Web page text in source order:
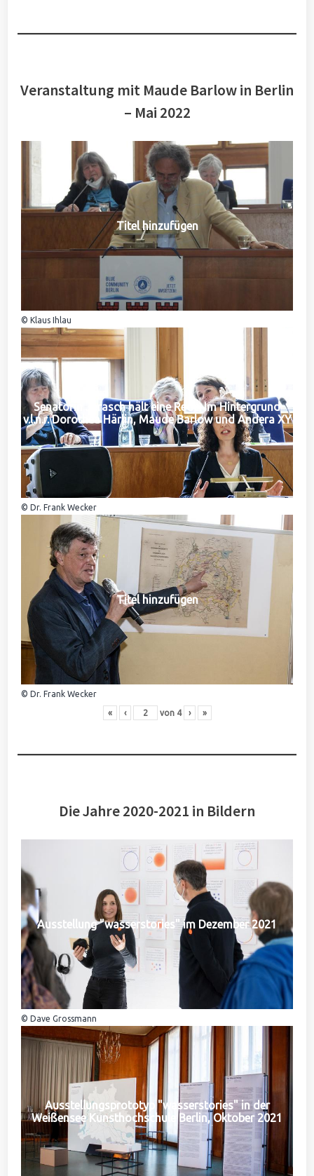
Veranstaltung mit Maude Barlow in Berlin
– Mai 2022
Titel hinzufügen
© Klaus Ihlau
Senatorin Jarasch hält eine Rede. Im Hintergrund
v.l.n.r. Dorothea Härlin, Maude Barlow und Andera XY
© Dr. Frank Wecker
Titel hinzufügen
© Dr. Frank Wecker
« ‹ von 4 › »
Die Jahre 2020-2021 in Bildern
Ausstellung "wasserstories" im Dezember 2021
© Dave Grossmann
Ausstellungsprototyp "wasserstories" in der
Weißensee Kunsthochschule Berlin, Oktober 2021